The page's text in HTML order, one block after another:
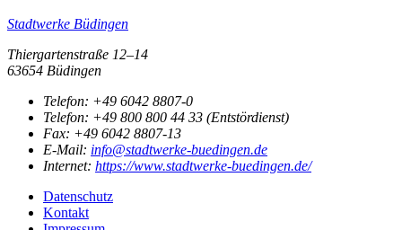
Stadtwerke Büdingen
Thiergartenstraße 12–14
63654 Büdingen
Telefon: +49 6042 8807-0
Telefon: +49 800 800 44 33 (Entstördienst)
Fax: +49 6042 8807-13
E-Mail: info@stadtwerke-buedingen.de
Internet: https://www.stadtwerke-buedingen.de/
Datenschutz
Kontakt